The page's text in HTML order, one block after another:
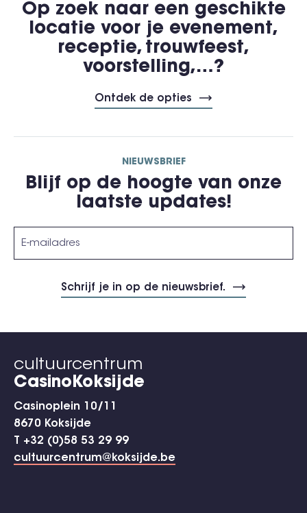
Op zoek naar een geschikte
locatie voor je evenement,
receptie, trouwfeest,
voorstelling,…?
Ontdek de opties
NIEUWSBRIEF
Blijf op de hoogte van onze
laatste updates!
cultuurcentrum
CasinoKoksijde
Casinoplein 10/11
8670 Koksijde
T +32 (0)58 53 29 99
cultuurcentrum@koksijde.be